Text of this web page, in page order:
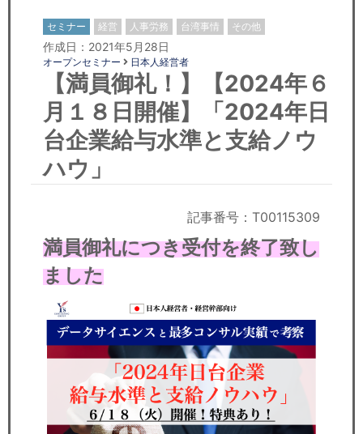
日本人にPR
コンサルティング
リサーチ
セミナー
経済ニュース
ＩＴ
飲食店情報
セミナー 経営 人事労務 台湾事情 その他
作成日：2021年5月28日
オープンセミナー 日本人経営者
【満員御礼！】【2024年６
月１８日開催】「2024年日
台企業給与水準と支給ノウ
ハウ」
記事番号：T00115309
満員御礼につき受付を終了致し
ました